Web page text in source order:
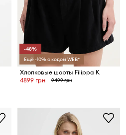
-48%
Ещё -10% с кодом WEB*
Хлопковые шорты Filippa K
4899 грн
9499 грн